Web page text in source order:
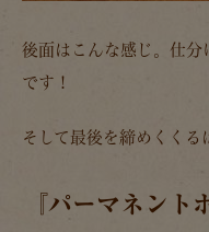
後面はこんな感じ。仕
です！
そして最後を締めくくる
『パーマネント